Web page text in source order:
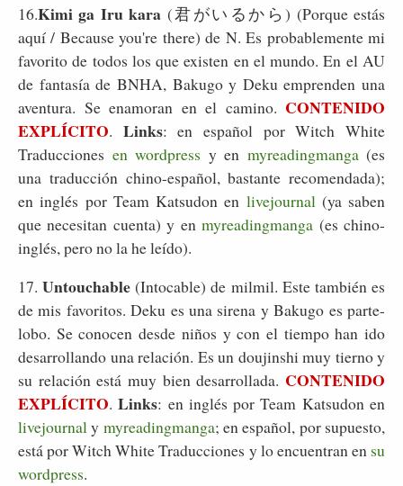
16.Kimi ga Iru kara (君がいるから) (Porque estás
aquí / Because you're there) de N. Es probablemente mi
favorito de todos los que existen en el mundo. En el AU
de fantasía de BNHA, Bakugo y Deku emprenden una
aventura. Se enamoran en el camino. CONTENIDO
EXPLÍCITO. Links: en español por Witch White
Traducciones en wordpress y en myreadingmanga(es
una traducción chino-español, bastante recomendada);
en inglés por Team Katsudon en livejournal(ya saben
que necesitan cuenta) y enmyreadingmanga (es chino-
inglés, pero no la he leído).
17.Untouchable(Intocable) de milmil. Este también es
de mis favoritos. Deku es una sirena y Bakugo es parte-
lobo. Se conocen desde niños y con el tiempo han ido
desarrollando una relación. Es un doujinshi muy tierno y
su relación está muy bien desarrollada. CONTENIDO
EXPLÍCITO.Links: en inglés por Team Katsudon en
livejournaly myreadingmanga; en español, por supuesto,
está por Witch White Traducciones y lo encuentran en su
wordpress.